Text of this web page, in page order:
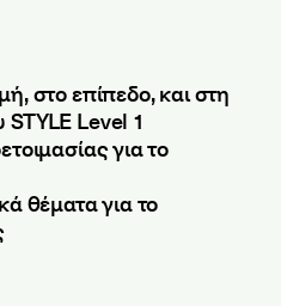
στο επίπεδο, και στη
Level 1
για το
θέματα για το